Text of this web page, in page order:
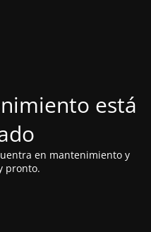
está
en mantenimiento y
pronto.